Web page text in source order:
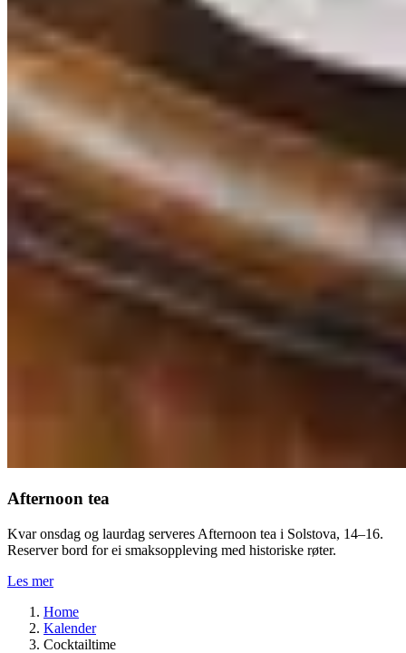
Afternoon tea
Kvar onsdag og laurdag serveres Afternoon tea i Solstova, 14–16.
Reserver bord for ei smaksoppleving med historiske røter.
Les mer
Home
Kalender
Cocktailtime